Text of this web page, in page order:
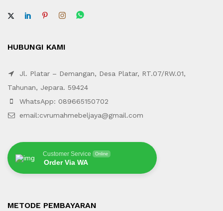
HUBUNGI KAMI
Jl. Platar – Demangan, Desa Platar, RT.07/RW.01,
Tahunan, Jepara. 59424
WhatsApp: 089665150702
email:cvrumahmebeljaya@gmail.com
Customer Service Online
Order Via WA
METODE PEMBAYARAN